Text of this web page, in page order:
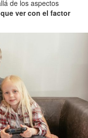
de los aspectos
ver con el factor